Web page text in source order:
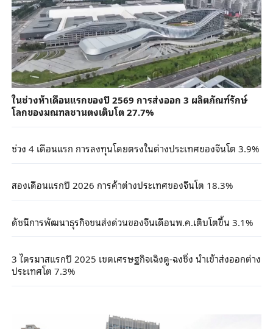
ในช่วงห้าเดือนแรกของปี 2569 การส่งออก 3 ผลิตภัณฑ์รักษ์
โลกของมณฑลชานตงเติบโต 27.7%
ช่วง 4 เดือนแรก การลงทุนโดยตรงในต่างประเทศของจีนโต 3.9%
สองเดือนแรกปี 2026 การค้าต่างประเทศของจีนโต 18.3%
ดัชนีการพัฒนาธุรกิจขนส่งด่วนของจีนเดือนพ.ค.เติบโตขึ้น 3.1%
3 ไตรมาสแรกปี 2025 เขตเศรษฐกิจเฉิงตู-ฉงชิ่ง นำเข้าส่งออกต่าง
ประเทศโต 7.3%